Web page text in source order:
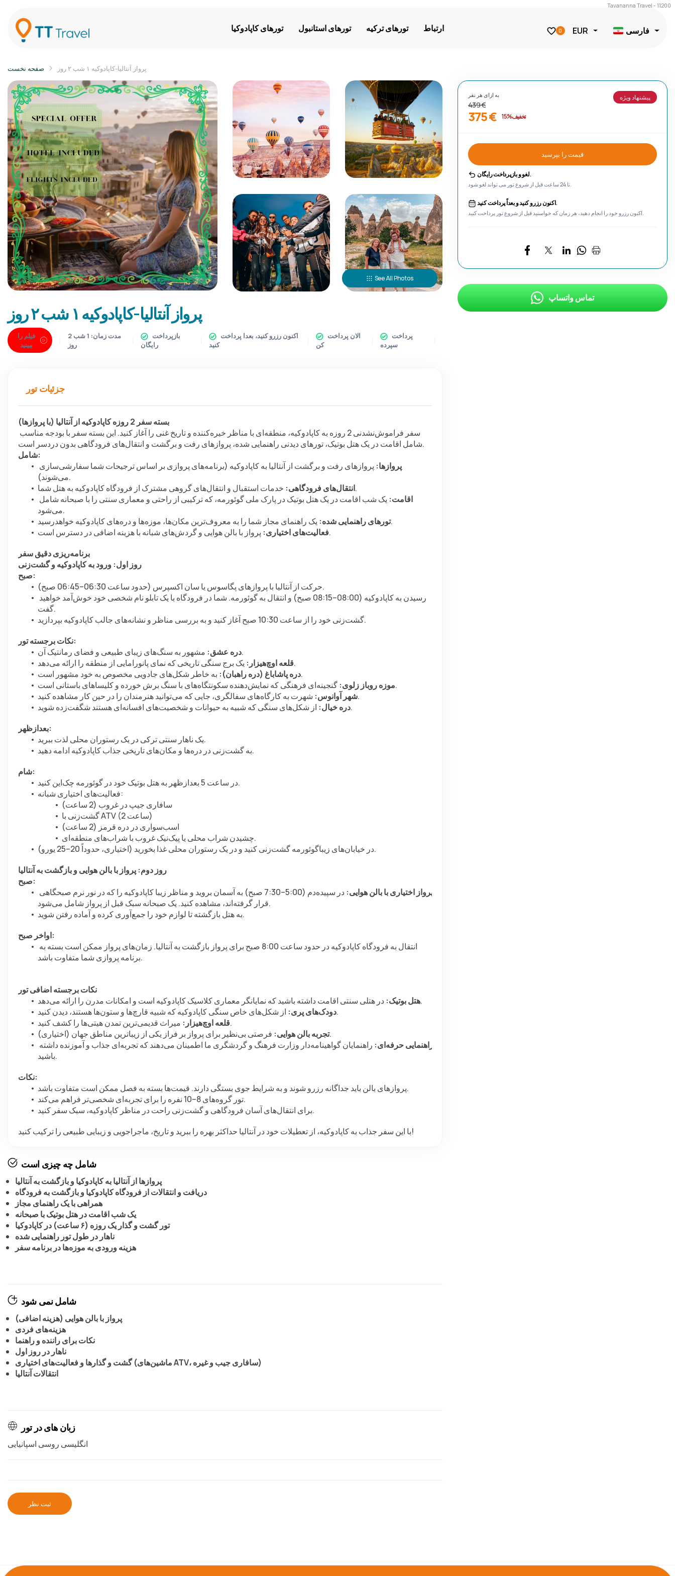
Tavananna Travel - 11200
تورهای کاپادوکیا تورهای استانبول تورهای ترکیه ارتباط 0 EUR فارسی
صفحه نخست پرواز آنتالیا-کاپادوکیه ۱ شب ۲ روز
See All Photos
پرواز آنتالیا-کاپادوکیه ۱ شب ۲ روز
فیلم را
ببینید
مدت زمان:
1 شب 2
روز
رایگان
کنید
کن
سپرده
جزئیات تور
بسته سفر 2 روزه کاپادوکیه از آنتالیا (با پروازها)
شامل اقامت در یک هتل بوتیک، تورهای دیدنی راهنمایی شده، پروازهای رفت و برگشت و انتقال‌های فرودگاهی بدون دردسر است.
شامل:
پروازها:
می‌شوند).
انتقال‌های فرودگاهی: خدمات استقبال و انتقال‌های گروهی مشترک از فرودگاه کاپادوکیه به هتل شما.
اقامت:
می‌شود.
تورهای راهنمایی شده: یک راهنمای مجاز شما را به معروف‌ترین مکان‌ها، موزه‌ها و دره‌های کاپادوکیه خواهدرسید.
فعالیت‌های اختیاری: پرواز با بالن هوایی و گردش‌های شبانه با هزینه اضافی در دسترس است.
برنامه‌ریزی دقیق سفر
روز اول: ورود به کاپادوکیه و گشت‌زنی
صبح:
حرکت از آنتالیا با پروازهای پگاسوس یا سان اکسپرس (حدود ساعت 06:30–06:45 صبح).
گفت.
گشت‌زنی خود را از ساعت 10:30 صبح آغاز کنید و به بررسی مناظر و نشانه‌های جالب کاپادوکیه بپردازید.
نکات برجسته تور:
دره عشق: مشهور به سنگ‌های زیبای طبیعی و فضای رمانتیک آن.
قلعه اوچ‌هیزار: یک برج سنگی تاریخی که نمای پانورامایی از منطقه را ارائه می‌دهد.
دره پاشاباغ (دره راهبان): به خاطر شکل‌های جادویی مخصوص به خود مشهور است.
موزه روباز زلوی: گنجینه‌ای فرهنگی که نمایش‌دهنده سکونتگاه‌های با سنگ برش خورده و کلیساهای باستانی است.
شهر آوانوس: شهرت به کارگاه‌های سفالگری، جایی که می‌توانید هنرمندان را در حین کار مشاهده کنید.
دره خیال: از شکل‌های سنگی که شبیه به حیوانات و شخصیت‌های افسانه‌ای هستند شگفت‌زده شوید.
بعدازظهر:
یک ناهار سنتی ترکی در یک رستوران محلی لذت ببرید.
به گشت‌زنی در دره‌ها و مکان‌های تاریخی جذاب کاپادوکیه ادامه دهید.
شام:
در ساعت 5 بعدازظهر به هتل بوتیک خود در گوئورمه چک‌این کنید.
فعالیت‌های اختیاری شبانه:
سافاری جیپ در غروب (2 ساعت)
گشت‌زنی با ATV (2 ساعت)
اسب‌سواری در دره قرمز (2 ساعت)
چشیدن شراب محلی یا پیک‌نیک غروب با شراب‌های منطقه‌ای.
در خیابان‌های زیباگوئورمه گشت‌زنی کنید و در یک رستوران محلی غذا بخورید (اختیاری، حدوداً 20–25 یورو).
روز دوم: پرواز با بالن هوایی و بازگشت به آنتالیا
صبح:
پرواز اختیاری با بالن هوایی:
قرار گرفته‌اند، مشاهده کنید. یک صبحانه سبک قبل از پرواز شامل می‌شود.
به هتل بازگشته تا لوازم خود را جمع‌آوری کرده و آماده رفتن شوید.
اواخر صبح:
برنامه پروازی شما متفاوت باشد.
نکات برجسته اضافی تور
هتل بوتیک: در هتلی سنتی اقامت داشته باشید که نمایانگر معماری کلاسیک کاپادوکیه است و امکانات مدرن را ارائه می‌دهد.
دودک‌های پری: از شکل‌های خاص سنگی کاپادوکیه که شبیه قارچ‌ها و ستون‌ها هستند، دیدن کنید.
قلعه اوچ‌هیزار: میراث قدیمی‌ترین تمدن هیتی‌ها را کشف کنید.
تجربه بالن هوایی: فرصتی بی‌نظیر برای پرواز بر فراز یکی از زیباترین مناطق جهان (اختیاری).
راهنمایی حرفه‌ای:
باشید.
نکات:
پروازهای بالن باید جداگانه رزرو شوند و به شرایط جوی بستگی دارند. قیمت‌ها بسته به فصل ممکن است متفاوت باشد.
تور گروه‌های 8–10 نفره را برای تجربه‌ای شخصی‌تر فراهم می‌کند.
برای انتقال‌های آسان فرودگاهی و گشت‌زنی راحت در مناظر کاپادوکیه، سبک سفر کنید.
با این سفر جذاب به کاپادوکیه، از تعطیلات خود در آنتالیا حداکثر بهره را ببرید و تاریخ، ماجراجویی و زیبایی طبیعی را ترکیب کنید!
شامل چه چیزی است
پروازها از آنتالیا به کاپادوکیا و بازگشت به آنتالیا
دریافت و انتقالات از فرودگاه کاپادوکیا و بازگشت به فرودگاه
همراهی با یک راهنمای مجاز
یک شب اقامت در هتل بوتیک با صبحانه
تور گشت و گذار یک روزه (۶ ساعت) در کاپادوکیا
ناهار در طول تور راهنمایی شده
هزینه ورودی به موزه‌ها در برنامه سفر
شامل نمی شود
پرواز با بالن هوایی (هزینه اضافی)
هزینه‌های فردی
نکات برای راننده و راهنما
ناهار در روز اول
گشت و گذارها و فعالیت‌های اختیاری (ماشین‌های ATV، سافاری جیب و غیره)
انتقالات آنتالیا
زبان های در تور
انگلیسی روسی اسپانیایی
ثبت نظر
به ازای هر نفر
439 €
375 € تخفیف %15
پیشنهاد ویژه
قیمت را بپرسید
لغو و بازپرداخت رایگان.
اکنون رزرو کنید و بعداً پرداخت کنید.
تماس واتساپ